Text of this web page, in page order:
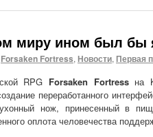
миру ином был бы
Forsaken Fortress, Новости, Первая
RPG Forsaken Fortressна
переработанного
нож, принесенный в
оплота человечества